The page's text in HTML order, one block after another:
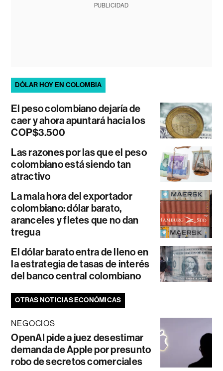
PUBLICIDAD
DÓLAR HOY EN COLOMBIA
El peso colombiano dejaría de
caer y ahora apuntará hacia los
COP$3.500
Las razones por las que el peso
colombiano está siendo tan
atractivo
La mala hora del exportador
colombiano: dólar barato,
aranceles y fletes que no dan
tregua
El dólar barato entra de lleno en
la estrategia de tasas de interés
del banco central colombiano
OTRAS NOTICIAS ECONÓMICAS
NEGOCIOS
OpenAI pide a juez desestimar
demanda de Apple por presunto
robo de secretos comerciales